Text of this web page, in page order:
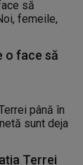
o face să
Terrei